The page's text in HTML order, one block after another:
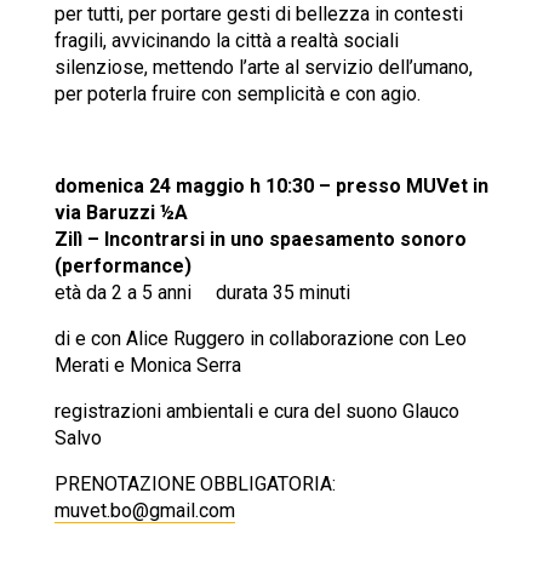
per tutti, per portare gesti di bellezza in contesti
fragili, avvicinando la città a realtà sociali
silenziose, mettendo l’arte al servizio dell’umano,
per poterla fruire con semplicità e con agio.
domenica 24 maggio h 10:30 – presso MUVet in
via Baruzzi ½A
Zilì – Incontrarsi in uno spaesamento sonoro
(performance)
età da 2 a 5 anni durata 35 minuti
di e con Alice Ruggero in collaborazione con Leo
Merati e Monica Serra
registrazioni ambientali e cura del suono Glauco
Salvo
PRENOTAZIONE OBBLIGATORIA:
muvet.bo@gmail.com